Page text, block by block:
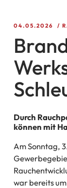
04.05.2026
Durch
können mit
Am Sonntag,
war bereits